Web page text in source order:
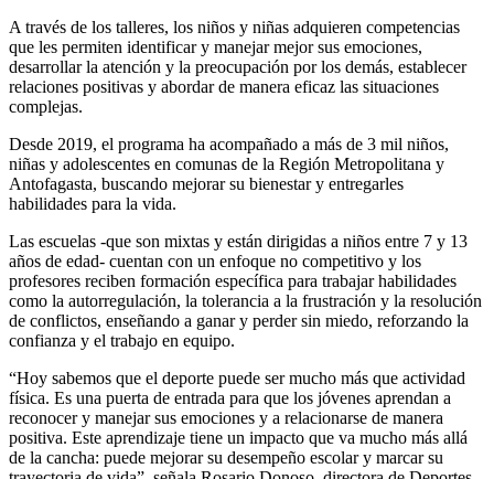
A través de los talleres, los niños y niñas adquieren competencias
que les permiten identificar y manejar mejor sus emociones,
desarrollar la atención y la preocupación por los demás, establecer
relaciones positivas y abordar de manera eficaz las situaciones
complejas.
Desde 2019, el programa ha acompañado a más de 3 mil niños,
niñas y adolescentes en comunas de la Región Metropolitana y
Antofagasta, buscando mejorar su bienestar y entregarles
habilidades para la vida.
Las escuelas -que son mixtas y están dirigidas a niños entre 7 y 13
años de edad- cuentan con un enfoque no competitivo y los
profesores reciben formación específica para trabajar habilidades
como la autorregulación, la tolerancia a la frustración y la resolución
de conflictos, enseñando a ganar y perder sin miedo, reforzando la
confianza y el trabajo en equipo.
“Hoy sabemos que el deporte puede ser mucho más que actividad
física. Es una puerta de entrada para que los jóvenes aprendan a
reconocer y manejar sus emociones y a relacionarse de manera
positiva. Este aprendizaje tiene un impacto que va mucho más allá
de la cancha: puede mejorar su desempeño escolar y marcar su